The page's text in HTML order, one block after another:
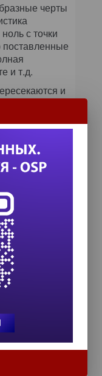
черты
с точки
и т.д.
и
фирмах
здесь
и
система
зависит от
на
разовых
в сфере
В
и
одной из
учета и